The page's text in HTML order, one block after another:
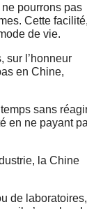
pourrons pas
Cette facilité,
de vie.
sur l’honneur
en Chine,
sans
en ne payant
la Chine
de laboratoires,